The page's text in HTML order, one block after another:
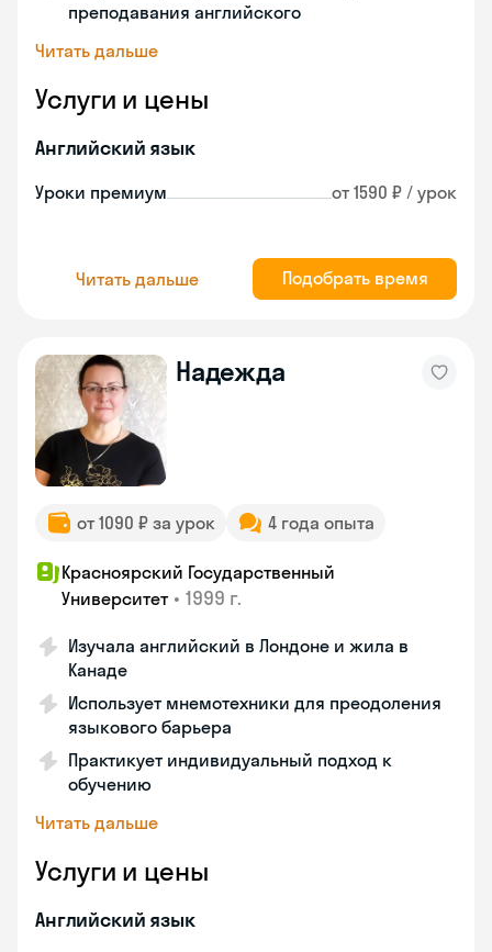
преподавания английского
Читать дальше
Услуги и цены
Английский язык
Уроки премиум от 1590 ₽ / урок
Читать дальше Подобрать время
Надежда
от 1090 ₽ за урок 4 года опыта
Красноярский Государственный
Университет • 1999 г.
Изучала английский в Лондоне и жила в
Канаде
Использует мнемотехники для преодоления
языкового барьера
Практикует индивидуальный подход к
обучению
Читать дальше
Услуги и цены
Английский язык